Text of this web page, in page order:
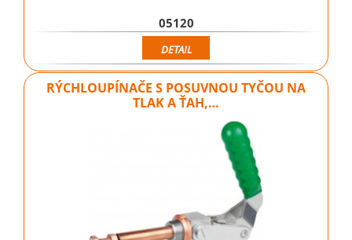
05120
DETAIL
RÝCHLOUPÍNAČE S POSUVNOU TYČOU NA
TLAK A ŤAH,…